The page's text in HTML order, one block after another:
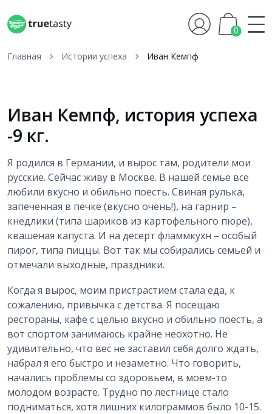
0
Главная Истории успеха Иван Кемпф
Иван Кемпф, история успеха
-9 кг.
Я родился в Германии, и вырос там, родители мои
русские. Сейчас живу в Москве. В нашей семье все
любили вкусно и обильно поесть. Свиная рулька,
запеченная в печке (вкусно очень!), на гарнир –
кнедлики (типа шариков из картофельного пюре),
квашеная капуста. И на десерт фламмкухн – особый
пирог, типа пиццы. Вот так мы собирались семьей и
отмечали выходные, праздники.
Когда я вырос, моим пристрастием стала еда, к
сожалению, привычка с детства. Я посещаю
рестораны, кафе с целью вкусно и обильно поесть, а
вот спортом занимаюсь крайне неохотно. Не
удивительно, что вес не заставил себя долго ждать,
набрал я его быстро и незаметно. Что говорить,
начались проблемы со здоровьем, в моем-то
молодом возрасте. Трудно по лестнице стало
подниматься, хотя лишних килограммов было 10-15.